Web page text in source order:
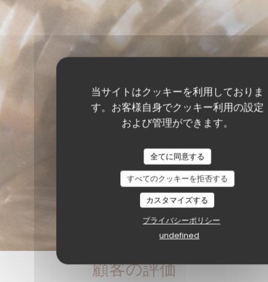
当サイトはクッキーを利用しておりま
す。お客様自身でクッキー利用の設定
および管理ができます。
全てに同意する
すべてのクッキーを拒否する
カスタマイズする
プライバシーポリシー
undefined
顧客の評価